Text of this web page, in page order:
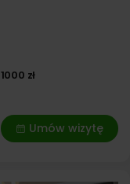
1000 zł
Umów wizytę